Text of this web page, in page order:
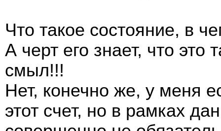
Что такое состояние, в
А черт его знает, что это
смыл!!!
Нет, конечно же, у меня
этот счет, но в рамках